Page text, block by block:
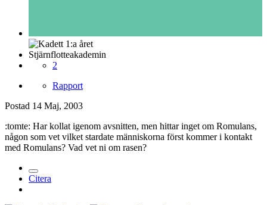
Stjärnflotteakademin
2
Rapport
Postad 14 Maj, 2003
:tomte: Har kollat igenom avsnitten, men hittar inget om Romulans,
någon som vet vilket stardate människorna först kommer i kontakt
med Romulans? Vad vet ni om rasen?
Citera